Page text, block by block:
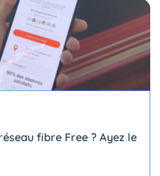
fibre Free ? Ayez le